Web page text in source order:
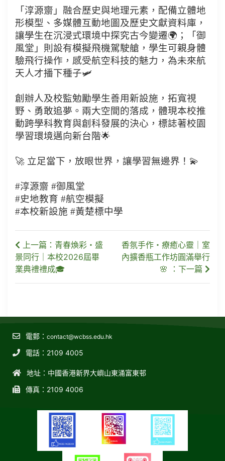
「淳源齋」融合歷史與地理元素，配備立體地
形模型、多媒體互動地圖及歷史文獻資料庫，
讓學生在沉浸式環境中探究古今變遷🌍；「御
風堂」則設有模擬飛機駕駛艙，學生可親身體
驗飛行操作，感受航空科技的魅力，為未來航
天人才播下種子🛩️
創辦人及校監勉勵學生善用新設施，拓寬視
野、勇敢追夢。兩大空間的落成，體現本校推
動跨學科教育與創科發展的決心，標誌著校園
學習環境邁向新台階🌟
🚀 立足當下，放眼世界，讓學習無邊界！💫
#淳源齋 #御風堂
#史地教育 #航空模擬
#本校新設施 #黃楚標中學
上一篇：青春煥彩・盛
景同行｜本校2026屆畢
業典禮禮成🎓
香氛手作・療癒心靈｜室
內擴香瓶工作坊圓滿舉行
🌸 ：下一篇
電郵： contact@wcbss.edu.hk
電話：2109 4005
地址：中國香港新界大嶼山東涌富東邨
傳真：2109 4006